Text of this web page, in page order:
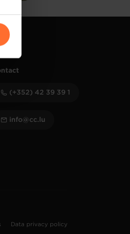
(+352) 42 39 39 1
info@cc.lu
Data privacy policy